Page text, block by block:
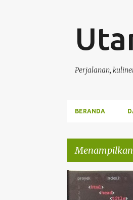
Perjalanan,
BERANDA
P
BAHASAPROGRAM